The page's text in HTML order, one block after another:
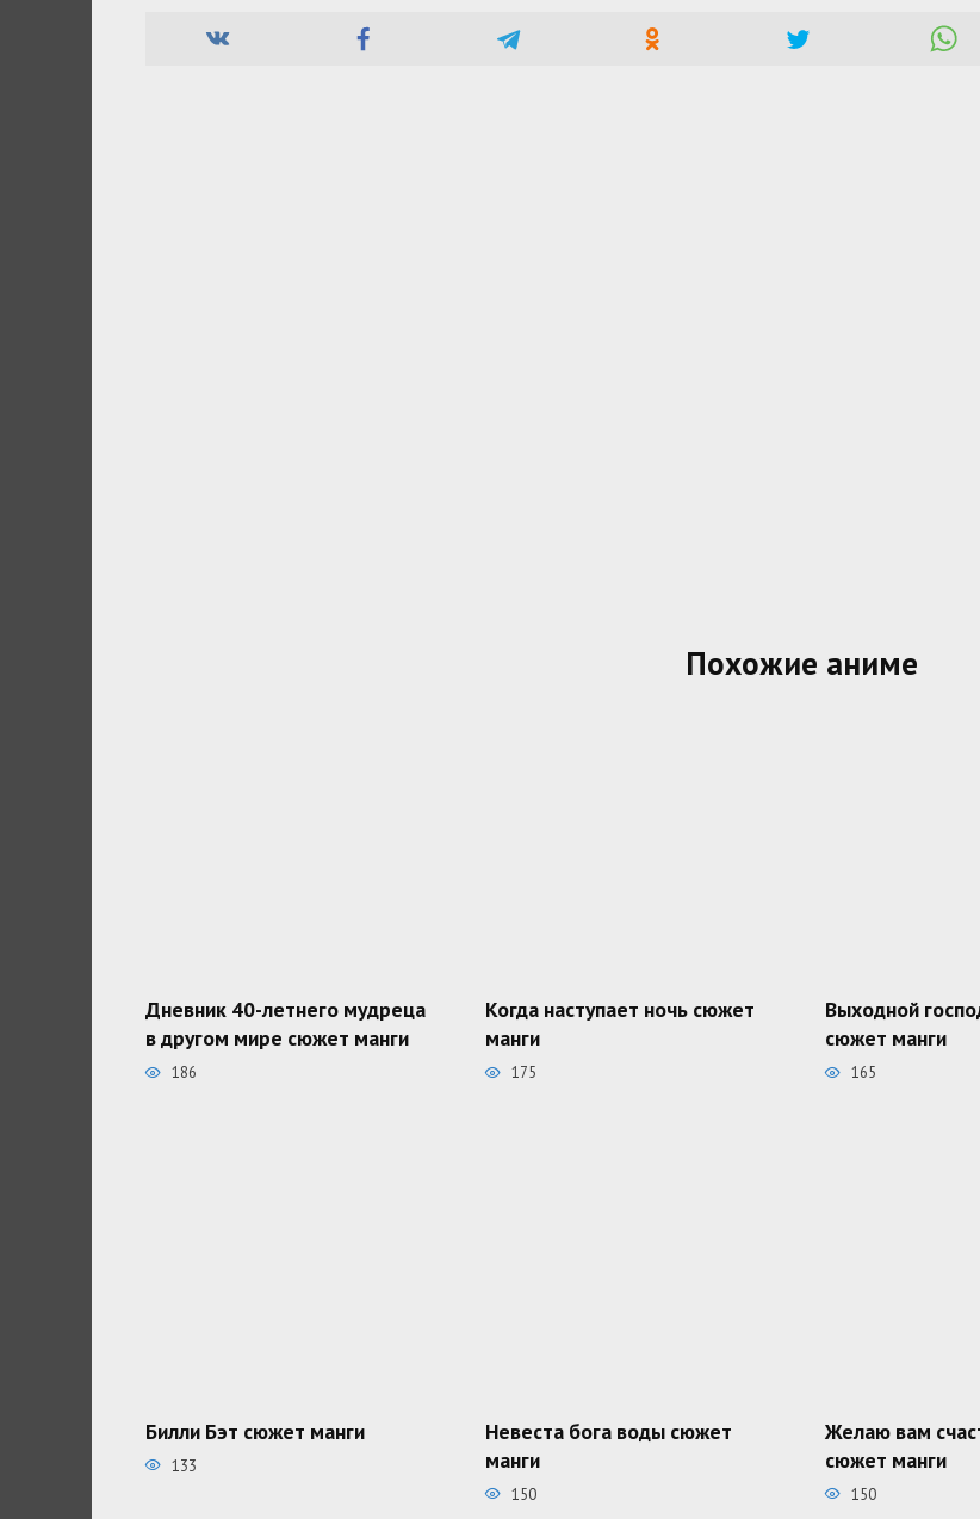
Похожие аниме
Дневник 40-летнего мудреца
в другом мире сюжет манги
186
Когда наступает ночь сюжет
манги
175
Выходной
сюжет манги
165
Билли Бэт сюжет манги
133
Невеста бога воды сюжет
манги
150
Желаю вам
сюжет манги
150